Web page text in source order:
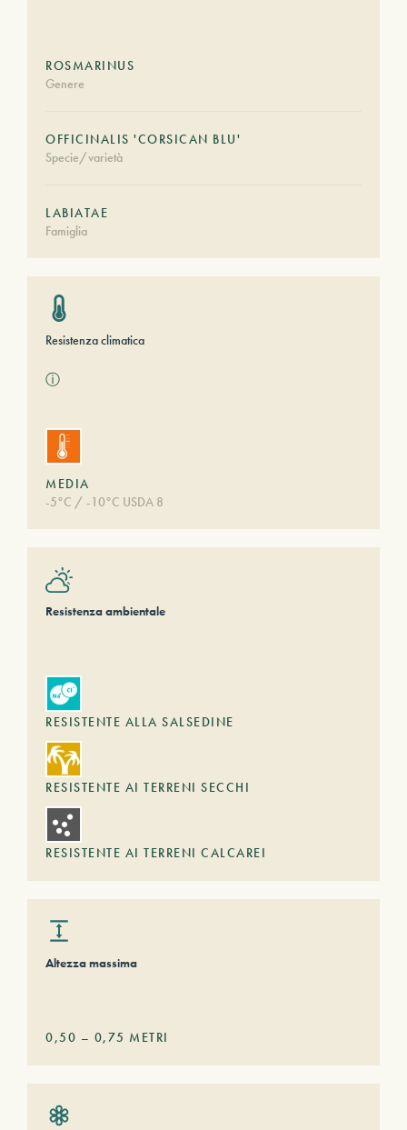
ROSMARINUS
Genere
OFFICINALIS 'CORSICAN BLU'
Specie/varietà
LABIATAE
Famiglia
Resistenza climatica
ⓘ
MEDIA
-5°C / -10°C USDA 8
Resistenza ambientale
RESISTENTE ALLA SALSEDINE
RESISTENTE AI TERRENI SECCHI
RESISTENTE AI TERRENI CALCAREI
Altezza massima
0,50 – 0,75 METRI